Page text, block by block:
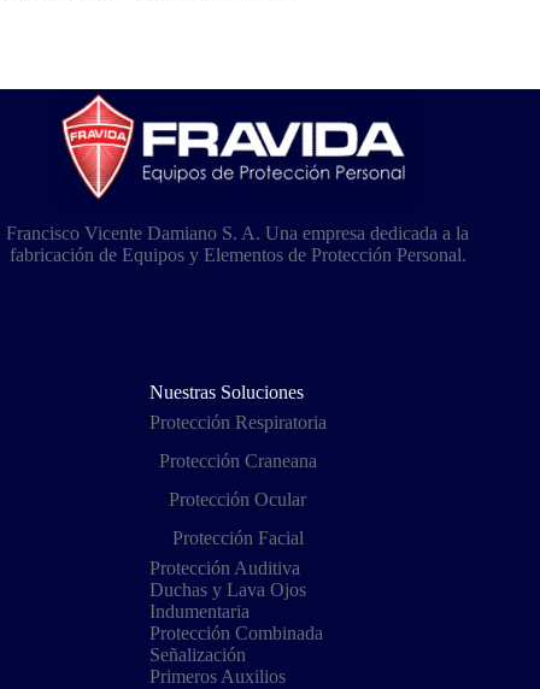
Francisco Vicente Damiano S. A. Una empresa dedicada a la
fabricación de Equipos y Elementos de Protección Personal.
Nuestras Soluciones
Protección Respiratoria
Protección Craneana
Protección Ocular
Protección Facial
Protección Auditiva
Duchas y Lava Ojos
Indumentaria
Protección Combinada
Señalización
Primeros Auxilios